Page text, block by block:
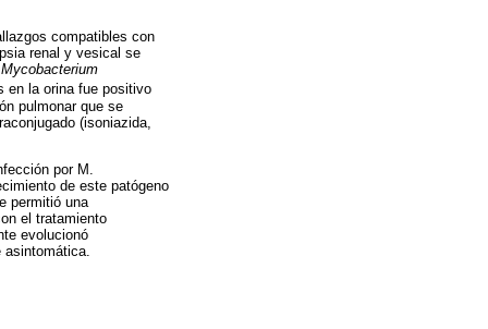
compatibles con
renal y vesical se
Mycobacterium
en la orina fue positivo
pulmonar que se
(isoniazida,
por M.
de este patógeno
permitió una
el tratamiento
evolucionó